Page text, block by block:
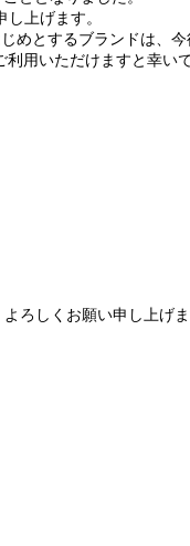
上げます。
とするブランドは、
用いただけますと幸いで
ろしくお願い申し上げま